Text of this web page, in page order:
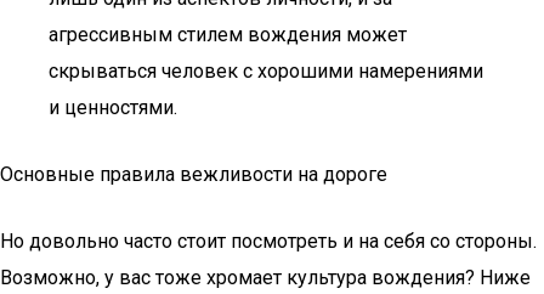
агрессивным стилем вождения может
скрываться человек с хорошими намерениями
и ценностями.
Основные правила вежливости на дороге
Но довольно часто стоит посмотреть и на себя со стороны.
Возможно, у вас тоже хромает культура вождения? Ниже